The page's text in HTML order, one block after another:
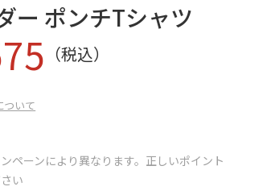
ー ポンチTシャツ
（税込）
ついて
ペーンにより異なります。正しいポイント
い